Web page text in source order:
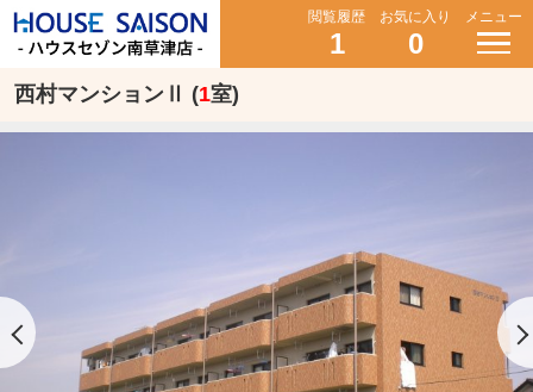
閲覧履歴
1
お気に入り
0
メニュー
西村マンションⅡ (1室)